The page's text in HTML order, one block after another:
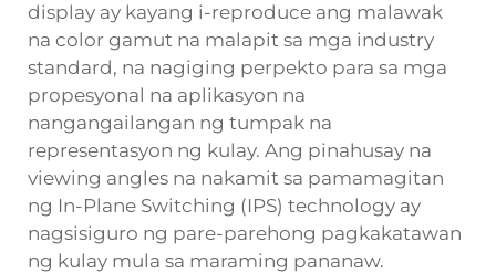
display ay kayang i-reproduce ang malawak
na color gamut na malapit sa mga industry
standard, na nagiging perpekto para sa mga
propesyonal na aplikasyon na
nangangailangan ng tumpak na
representasyon ng kulay. Ang pinahusay na
viewing angles na nakamit sa pamamagitan
ng In-Plane Switching (IPS) technology ay
nagsisiguro ng pare-parehong pagkakatawan
ng kulay mula sa maraming pananaw.